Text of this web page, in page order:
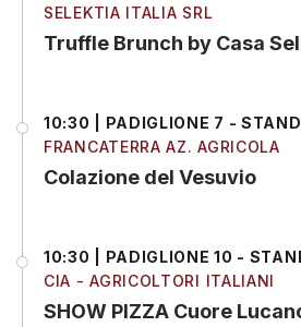
SELEKTIA ITALIA SRL
Truffle Brunch by Casa
10:30 | PADIGLIONE 7 -
FRANCATERRA AZ. AGRICOLA
Colazione del Vesuvio
10:30 | PADIGLIONE 10 -
CIA - AGRICOLTORI ITALIANI
SHOW PIZZA Cuore